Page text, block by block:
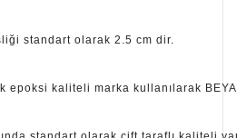
standart olarak 2.5 cm dir.
epoksi kaliteli marka kullanılarak